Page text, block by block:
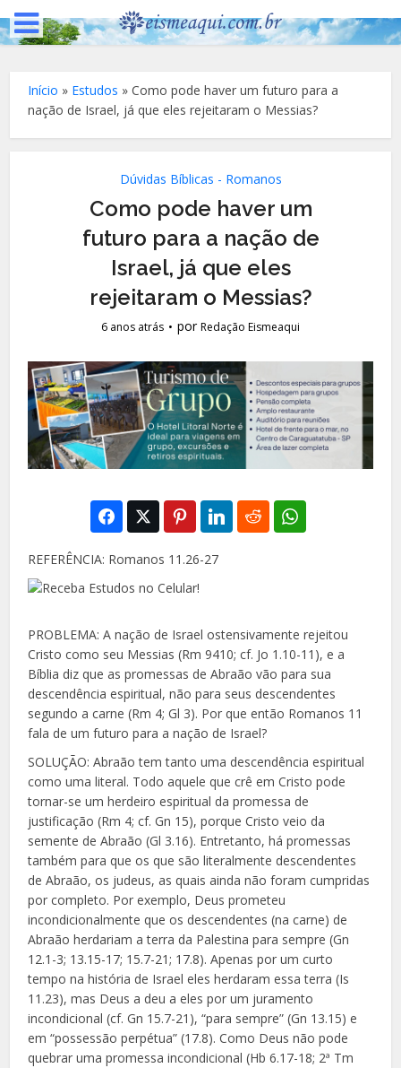
Início » Estudos »Como pode haver um futuro para a
nação de Israel, já que eles rejeitaram o Messias?
Dúvidas Bíblicas - Romanos
Como pode haver um
futuro para a nação de
Israel, já que eles
rejeitaram o Messias?
6 anos atrás porRedação Eismeaqui
REFERÊNCIA: Romanos 11.26-27
PROBLEMA: A nação de Israel ostensivamente rejeitou
Cristo como seu Messias (Rm 9410; cf. Jo 1.10-11), e a
Bíblia diz que as promessas de Abraão vão para sua
descendência espiritual, não para seus descendentes
segundo a carne (Rm 4; Gl 3). Por que então Romanos 11
fala de um futuro para a nação de Israel?
SOLUÇÃO: Abraão tem tanto uma descendência espiritual
como uma literal. Todo aquele que crê em Cristo pode
tornar-se um herdeiro espiritual da promessa de
justificação (Rm 4; cf. Gn 15), porque Cristo veio da
semente de Abraão (Gl 3.16). Entretanto, há promessas
também para que os que são literalmente descendentes
de Abraão, os judeus, as quais ainda não foram cumpridas
por completo. Por exemplo, Deus prometeu
incondicionalmente que os descendentes (na carne) de
Abraão herdariam a terra da Palestina para sempre (Gn
12.1-3; 13.15-17; 15.7-21; 17.8). Apenas por um curto
tempo na história de Israel eles herdaram essa terra (Is
11.23), mas Deus a deu a eles por um juramento
incondicional (cf. Gn 15.7-21), “para sempre” (Gn 13.15) e
em “possessão perpétua” (17.8). Como Deus não pode
quebrar uma promessa incondicional (Hb 6.17-18; 2ª Tm